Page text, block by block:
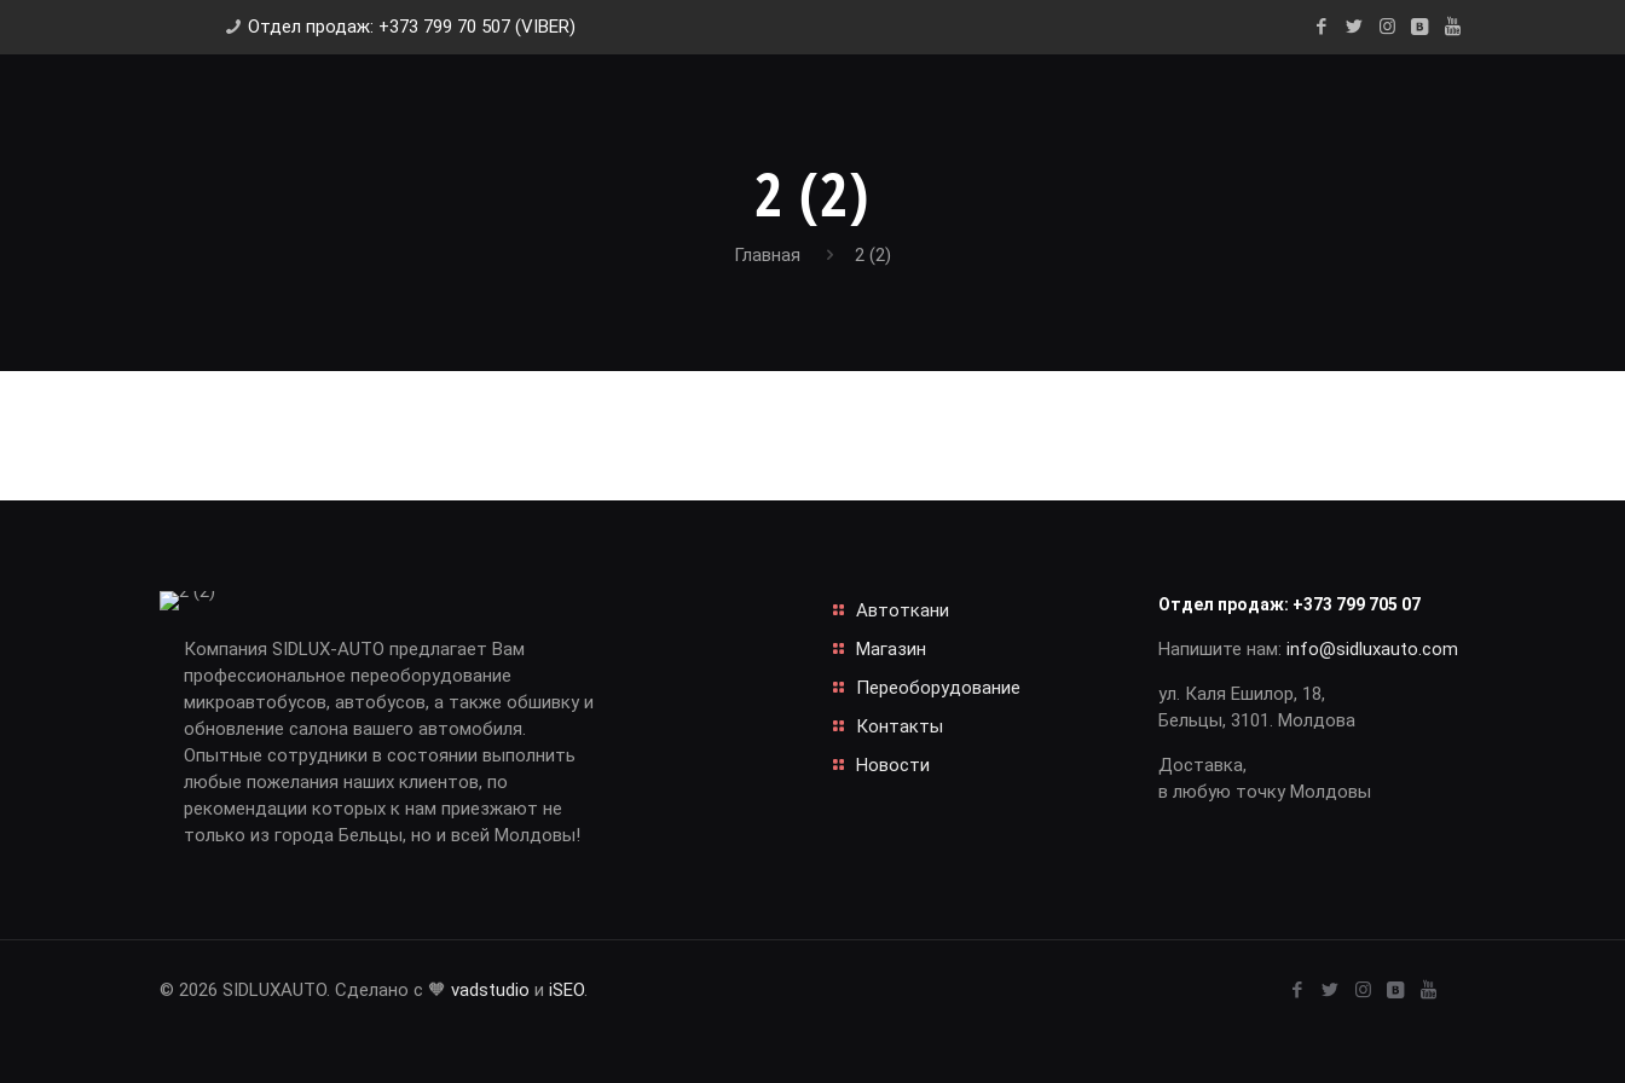
Отдел продаж: +373 799 70 507 (VIBER)
2 (2)
Главная 2 (2)
Компания SIDLUX-AUTO предлагает Вам
профессиональное переоборудование
микроавтобусов, автобусов, а также обшивку и
обновление салона вашего автомобиля.
Опытные сотрудники в состоянии выполнить
любые пожелания наших клиентов, по
рекомендации которых к нам приезжают не
только из города Бельцы, но и всей Молдовы!
Автоткани
Магазин
Переоборудование
Контакты
Новости
Отдел продаж: +373 799 705 07
Напишите нам:info@sidluxauto.com
ул. Каля Ешилор, 18,
Бельцы, 3101. Молдова
Доставка,
в любую точку Молдовы
© 2026 SIDLUXAUTO. Сделано с 🧡vadstudio иiSEO.